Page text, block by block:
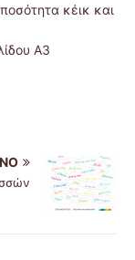
κέικ και
Α3